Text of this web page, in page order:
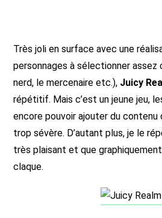
Très joli en surface avec une
personnages à sélectionner assez
nerd, le mercenaire etc.), Juicy
répétitif. Mais c’est un jeune jeu,
encore pouvoir ajouter du contenu
trop sévère. D’autant plus, je le
très plaisant et que
claque.